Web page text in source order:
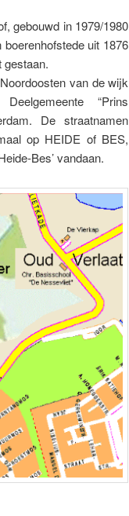
gebouwd in 1979/1980
uit 1876
gestaan.
van de wijk
“Prins
De straatnamen
op HEIDE of BES,
Bes’ vandaan.